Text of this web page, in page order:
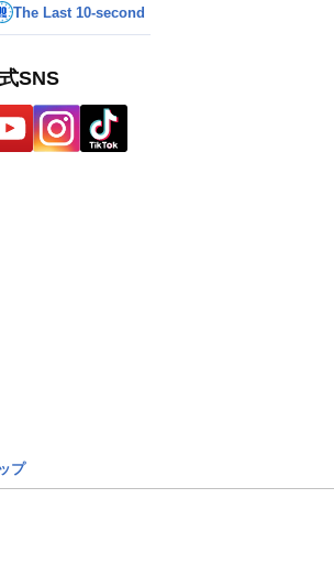
The Last 10-second
SNS
プ